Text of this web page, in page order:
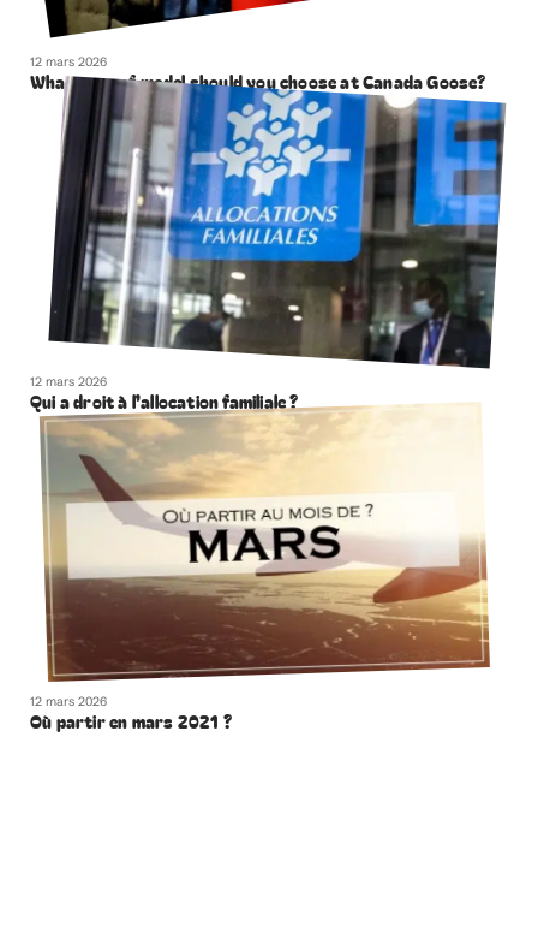
12 mars 2026
What type of model should you choose at Canada Goose?
12 mars 2026
Qui a droit à l’allocation familiale ?
12 mars 2026
Où partir en mars 2021 ?